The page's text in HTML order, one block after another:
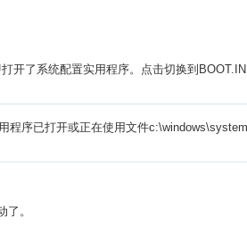
开了系统配置实用程序。点击切换到
程序已打开或正在使用文件
。